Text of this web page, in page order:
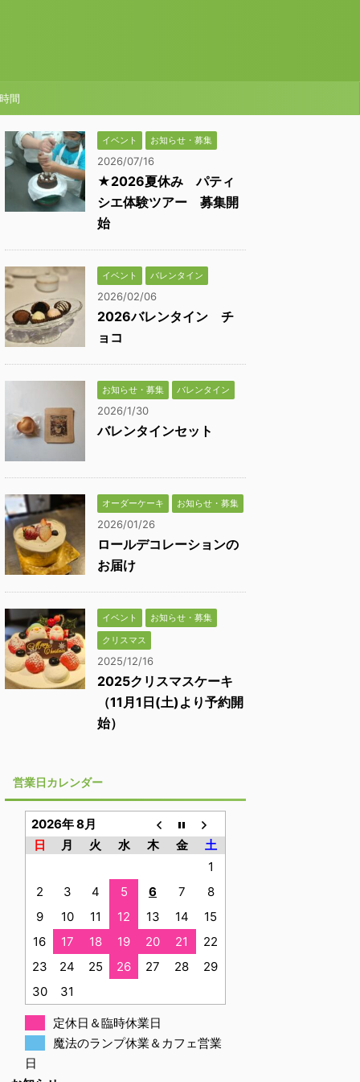
間
イベント お知らせ・募集
2026/07/16
★2026夏休み パティ
シエ体験ツアー 募集開
始
イベント バレンタイン
2026/02/06
2026バレンタイン チ
ョコ
お知らせ・募集 バレンタイン
2026/1/30
バレンタインセット
オーダーケーキ お知らせ・募集
2026/01/26
ロールデコレーションの
お届け
イベント
お知らせ・募集
クリスマス
2025/12/16
2025クリスマスケーキ
（11月1日(土)より予約開
始）
営業日カレンダー
2026年 8月
日
月 火 水 木 金
土
1
2
3 4 5 6 7
8
9
10 11 12 13 14
15
16
17 18 19 20 21
22
23
24 25 26 27 28
29
30
31
定休日＆臨時休業日
魔法のランプ休業＆カフェ営業
日